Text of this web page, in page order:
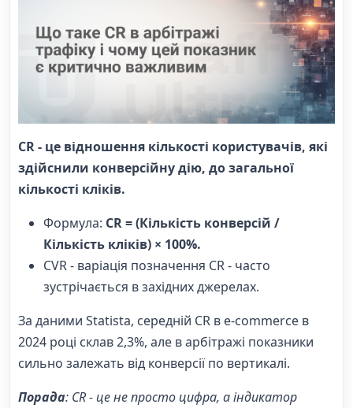
CR - це відношення кількості користувачів, які
здійснили конверсійну дію, до загальної
кількості кліків.
Формула: CR = (Кількість конверсій /
Кількість кліків) × 100%.
CVR - варіація позначення CR - часто
зустрічається в західних джерелах.
За даними Statista, середній CR в e-commerce в
2024 році склав 2,3%, але в арбітражі показники
сильно залежать від конверсії по вертикалі.
Порада: CR - це не просто цифра, а індикатор